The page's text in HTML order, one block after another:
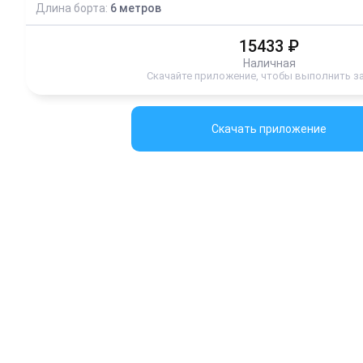
Длина борта: 6 метров
15433 ₽
Наличная
Скачайте приложение, чтобы выполнить
Скачать приложение